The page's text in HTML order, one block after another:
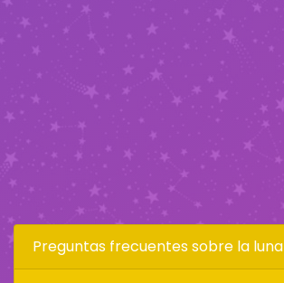
Preguntas frecuentes sobre la luna